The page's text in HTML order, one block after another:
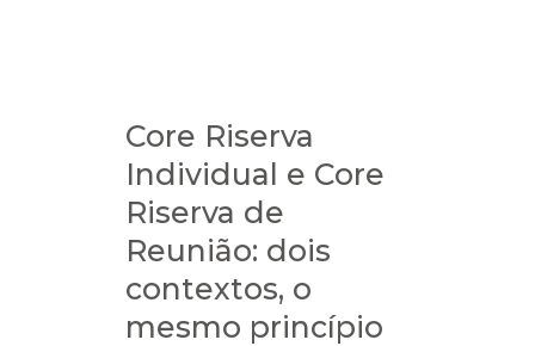
Core Riserva
Individual e Core
Riserva de
Reunião: dois
contextos, o
mesmo princípio